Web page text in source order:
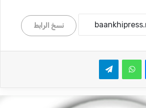
نسخ الرابط
واتساب